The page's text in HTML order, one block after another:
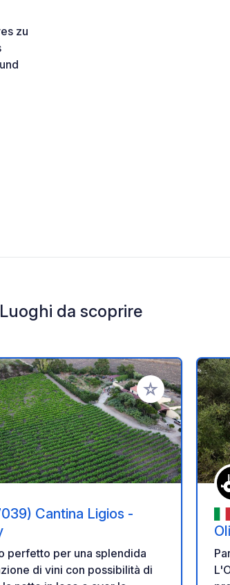
zu
Luoghi da scoprire
Aggiungi ai tuoi
Cantina Ligios -
perfetto per una splendida
di vini con possibilità di